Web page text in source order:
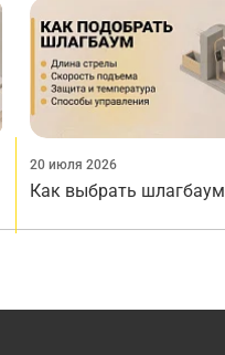
20 июля 2026
Как выбрать шлагбаум